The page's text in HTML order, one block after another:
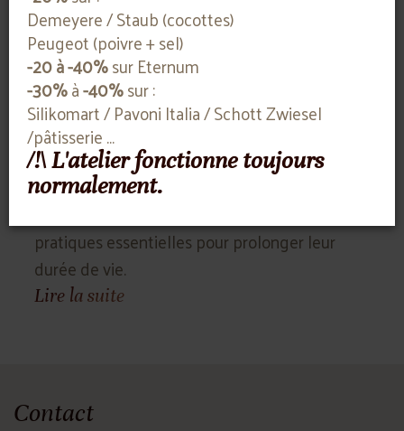
Préserver la performance : aiguisage et
entretien des couteaux
Découvrez nos conseils pour maintenir vos
couteaux dans leur meilleure forme. De
pratiques essentielles pour prolonger leur
durée de vie.
Lire la suite
Contact
Demeyere / Staub (cocottes)
Peugeot (poivre + sel)
-20 à -40%sur Eternum
-30%à-40%sur :
Silikomart / Pavoni Italia / Schott Zwiesel
/pâtisserie ...
/!\ L'atelier fonctionne toujours
normalement.